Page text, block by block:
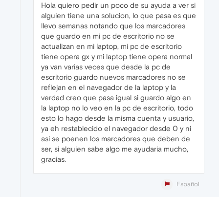
Hola quiero pedir un poco de su ayuda a ver si
alguien tiene una solucion, lo que pasa es que
llevo semanas notando que los marcadores
que guardo en mi pc de escritorio no se
actualizan en mi laptop, mi pc de escritorio
tiene opera gx y mi laptop tiene opera normal
ya van varias veces que desde la pc de
escritorio guardo nuevos marcadores no se
reflejan en el navegador de la laptop y la
verdad creo que pasa igual si guardo algo en
la laptop no lo veo en la pc de escritorio, todo
esto lo hago desde la misma cuenta y usuario,
ya eh restablecido el navegador desde 0 y ni
asi se poenen los marcadores que deben de
ser, si alguien sabe algo me ayudaria mucho,
gracias.
Español